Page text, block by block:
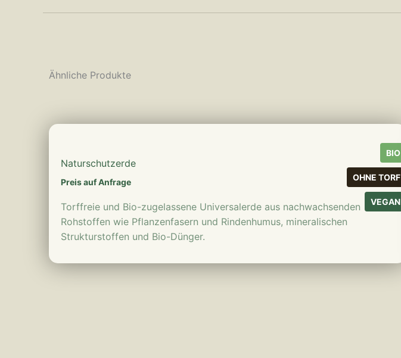
Ähnliche Produkte
BIO
OHNE TORF
VEGAN
Naturschutzerde
Preis auf Anfrage
Torffreie und Bio-zugelassene Universalerde aus nachwachsenden
Rohstoffen wie Pflanzenfasern und Rindenhumus, mineralischen
Strukturstoffen und Bio-Dünger.